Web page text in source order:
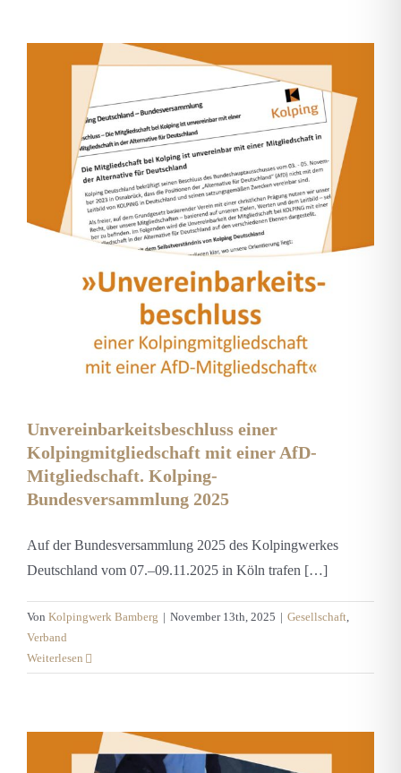
Unvereinbarkeitsbeschluss einer
Kolpingmitgliedschaft mit einer AfD-
Mitgliedschaft. Kolping-
Bundesversammlung 2025
Auf der Bundesversammlung 2025 des Kolpingwerkes
Deutschland vom 07.–09.11.2025 in Köln trafen […]
Von Kolpingwerk Bamberg | November 13th, 2025 | Gesellschaft,
Verband
Weiterlesen